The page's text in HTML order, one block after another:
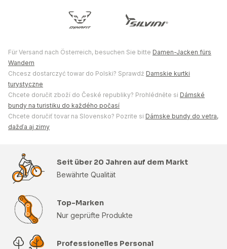
Für Versand nach Österreich, besuchen Sie bitte Damen-Jacken fürs
Wandern
Chcesz dostarczyć towar do Polski? Sprawdź Damskie kurtki
turystyczne
Chcete doručit zboží do České republiky? Prohlédněte si Dámské
bundy na turistiku do každého počasí
Chcete doručiť tovar na Slovensko? Pozrite si Dámske bundy do vetra,
dažďa aj zimy
Seit über 20 Jahren auf dem Markt
Bewährte Qualität
Top-Marken
Nur geprüfte Produkte
Professionelles Personal